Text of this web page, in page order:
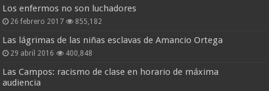
Los enfermos no son luchadores
26 febrero 2017 855,182
Las lágrimas de las niñas esclavas de Amancio Ortega
29 abril 2016 400,848
Las Campos: racismo de clase en horario de máxima
audiencia